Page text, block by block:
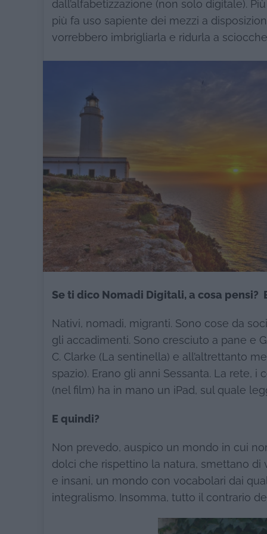
dall’alfabetizzazione (non solo digitale).
più fa uso sapiente dei mezzi a
vorrebbero imbrigliarla e ridurla a
Se ti dico Nomadi Digitali, a cosa pensi?
Nativi, nomadi, migranti. Sono cose da
gli accadimenti. Sono cresciuto a pane e
C. Clarke (La sentinella) e all’altrettanto
spazio). Erano gli anni Sessanta. La rete, i
(nel film) ha in mano un iPad, sul quale
E quindi?
Non prevedo, auspico un mondo in cui
dolci che rispettino la natura, smettano di
e insani, un mondo con vocabolari dai
integralismo. Insomma, tutto il contrario